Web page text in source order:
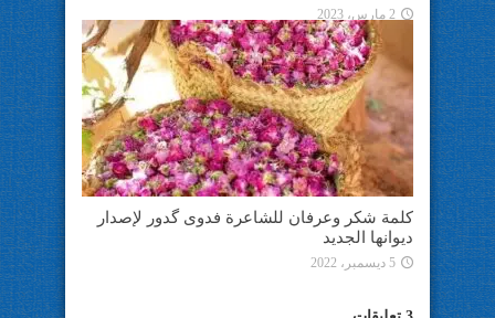
2 مارس، 2023
كلمة شكر وعرفان للشاعرة فدوى گدور لإصدار
ديوانها الجديد
5 ديسمبر، 2022